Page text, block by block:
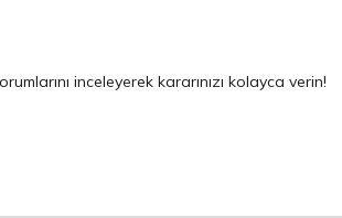
inceleyerek kararınızı kolayca verin!